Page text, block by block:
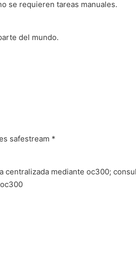
se requieren tareas manuales.
del mundo.
safestream *
centralizada mediante oc300;